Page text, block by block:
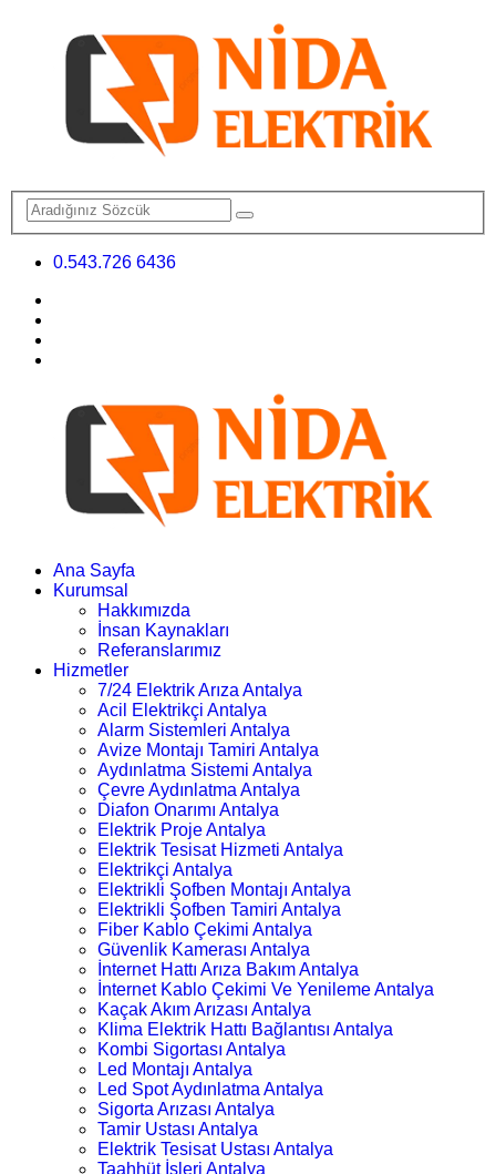
0.543.726 6436
Ana Sayfa
Kurumsal
Hakkımızda
İnsan Kaynakları
Referanslarımız
Hizmetler
7/24 Elektrik Arıza Antalya
Acil Elektrikçi Antalya
Alarm Sistemleri Antalya
Avize Montajı Tamiri Antalya
Aydınlatma Sistemi Antalya
Çevre Aydınlatma Antalya
Diafon Onarımı Antalya
Elektrik Proje Antalya
Elektrik Tesisat Hizmeti Antalya
Elektrikçi Antalya
Elektrikli Şofben Montajı Antalya
Elektrikli Şofben Tamiri Antalya
Fiber Kablo Çekimi Antalya
Güvenlik Kamerası Antalya
İnternet Hattı Arıza Bakım Antalya
İnternet Kablo Çekimi Ve Yenileme Antalya
Kaçak Akım Arızası Antalya
Klima Elektrik Hattı Bağlantısı Antalya
Kombi Sigortası Antalya
Led Montajı Antalya
Led Spot Aydınlatma Antalya
Sigorta Arızası Antalya
Tamir Ustası Antalya
Elektrik Tesisat Ustası Antalya
Taahhüt İşleri Antalya